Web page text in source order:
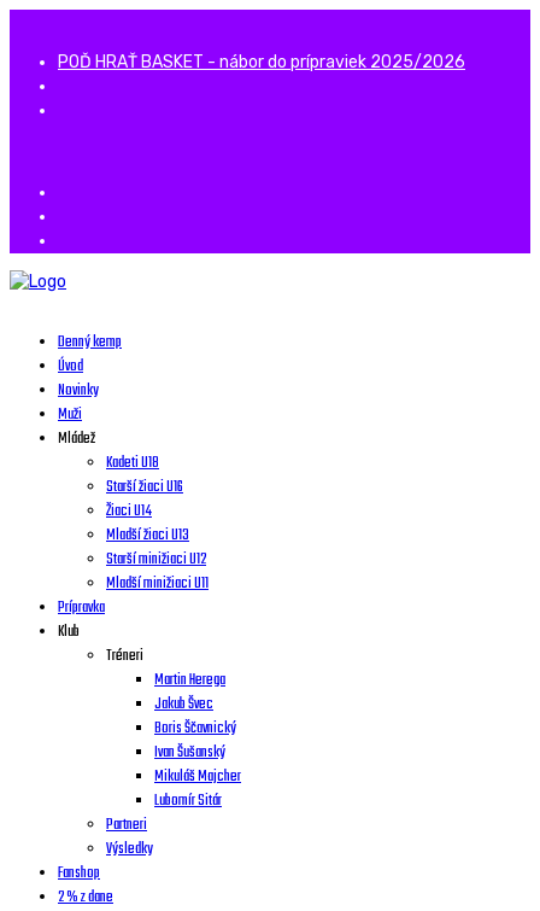
POĎ HRAŤ BASKET - nábor do prípraviek 2025/2026
Denný kemp
Úvod
Novinky
Muži
Mládež
Kadeti U18
Starší žiaci U16
Žiaci U14
Mladší žiaci U13
Starší minižiaci U12
Mladší minižiaci U11
Prípravka
Klub
Tréneri
Martin Herega
Jakub Švec
Boris Ščavnický
Ivan Šušanský
Mikuláš Majcher
Lubomír Sitár
Partneri
Výsledky
Fanshop
2 % z dane